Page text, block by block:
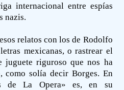
internacional entre espías
nazis.
relatos con los de Rodolfo
mexicanas, o rastrear el
juguete riguroso que nos ha
como solía decir Borges. En
de La Opera» es, en su